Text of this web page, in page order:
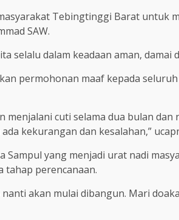
Tebingtinggi Barat untuk
SAW.
selalu dalam keadaan aman, damai
permohonan maaf kepada
menjalani cuti selama dua bulan
kekurangan dan kesalahan,”
Sampul yang menjadi urat nadi
tahap perencanaan.
akan mulai dibangun. Mari